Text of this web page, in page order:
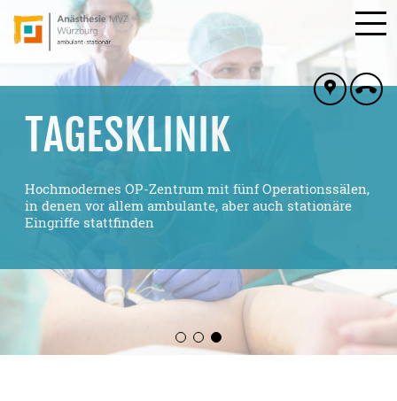
ANÄSTHESIE MVZ
WÜRZBURG
IHR Medizinisches Versorgungszentrum für
TAGESKLINIK
Hochmodernes OP-Zentrum mit fünf Operationssälen,
in denen vor allem ambulante, aber auch stationäre
Eingriffe stattfinden